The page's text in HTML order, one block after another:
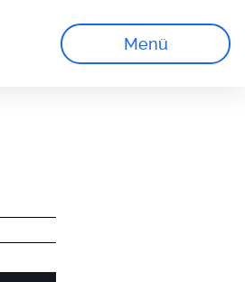
Menü